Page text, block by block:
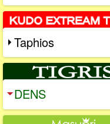
Taphios
DENS